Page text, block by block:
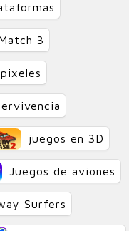
3
juegos en 3D
Juegos de aviones
Surfers